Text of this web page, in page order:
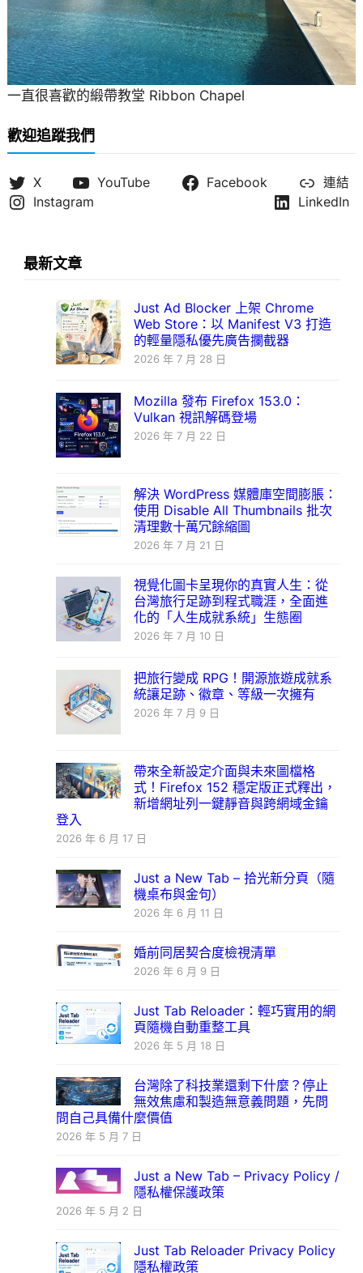
一直很喜歡的緞帶教堂 Ribbon Chapel
歡迎追蹤我們
X YouTube Facebook
連結
Instagram
LinkedIn
最新文章
Just Ad Blocker 上架 Chrome
Web Store：以 Manifest V3 打造
的輕量隱私優先廣告攔截器
2026 年 7 月 28 日
Mozilla 發布 Firefox 153.0：
Vulkan 視訊解碼登場
2026 年 7 月 22 日
解決 WordPress 媒體庫空間膨脹：
使用 Disable All Thumbnails 批次
清理數十萬冗餘縮圖
2026 年 7 月 21 日
視覺化圖卡呈現你的真實人生：從
台灣旅行足跡到程式職涯，全面進
化的「人生成就系統」生態圈
2026 年 7 月 10 日
把旅行變成 RPG！開源旅遊成就系
統讓足跡、徽章、等級一次擁有
2026 年 7 月 9 日
帶來全新設定介面與未來圖檔格
式！Firefox 152 穩定版正式釋出，
新增網址列一鍵靜音與跨網域金鑰
登入
2026 年 6 月 17 日
Just a New Tab – 拾光新分頁（隨
機桌布與金句）
2026 年 6 月 11 日
婚前同居契合度檢視清單
2026 年 6 月 9 日
Just Tab Reloader：輕巧實用的網
頁隨機自動重整工具
2026 年 5 月 18 日
台灣除了科技業還剩下什麼？停止
無效焦慮和製造無意義問題，先問
問自己具備什麼價值
2026 年 5 月 7 日
Just a New Tab – Privacy Policy /
隱私權保護政策
2026 年 5 月 2 日
Just Tab Reloader Privacy Policy
隱私權政策